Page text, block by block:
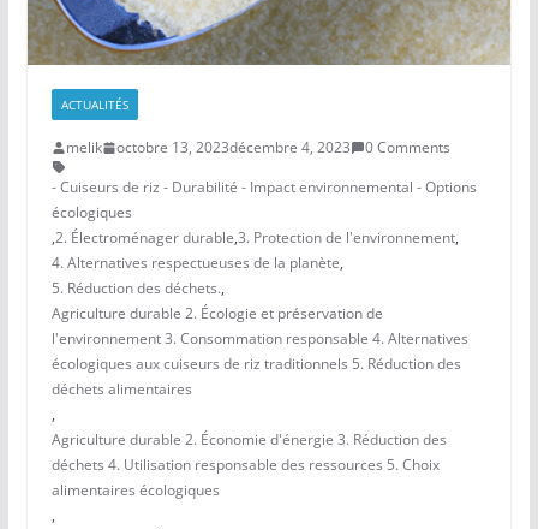
ACTUALITÉS
melik octobre 13, 2023décembre 4, 2023
0 Comments
- Cuiseurs de riz - Durabilité - Impact environnemental - Options
écologiques
,2. Électroménager durable,3. Protection de l'environnement,
4. Alternatives respectueuses de la planète,
5. Réduction des déchets.,
Agriculture durable 2. Écologie et préservation de
l'environnement 3. Consommation responsable 4. Alternatives
écologiques aux cuiseurs de riz traditionnels 5. Réduction des
déchets alimentaires
,
Agriculture durable 2. Économie d'énergie 3. Réduction des
déchets 4. Utilisation responsable des ressources 5. Choix
alimentaires écologiques
,